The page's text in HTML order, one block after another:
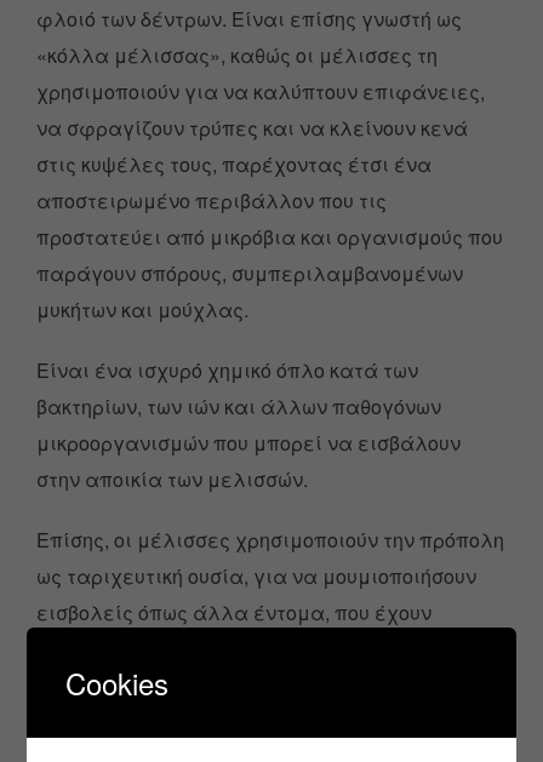
φλοιό των δέντρων. Είναι επίσης γνωστή ως
«κόλλα μέλισσας», καθώς οι μέλισσες τη
χρησιμοποιούν για να καλύπτουν επιφάνειες,
να σφραγίζουν τρύπες και να κλείνουν κενά
στις κυψέλες τους, παρέχοντας έτσι ένα
αποστειρωμένο περιβάλλον που τις
προστατεύει από μικρόβια και οργανισμούς που
παράγουν σπόρους, συμπεριλαμβανομένων
μυκήτων και μούχλας.
Είναι ένα ισχυρό χημικό όπλο κατά των
βακτηρίων, των ιών και άλλων παθογόνων
μικροοργανισμών που μπορεί να εισβάλουν
στην αποικία των μελισσών.
Επίσης, οι μέλισσες χρησιμοποιούν την πρόπολη
ως ταριχευτική ουσία, για να μουμιοποιήσουν
εισβολείς όπως άλλα έντομα, που έχουν
αφαιρεθούν από την αποικία.
Είναι ένα ισχυρό αντιοξειδωτικό και μπορεί να
Cookies